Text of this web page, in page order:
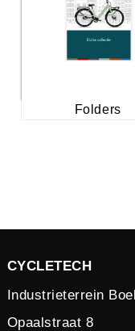
Folders
CYCLETECH
Industrieterrein
Opaalstraat 8